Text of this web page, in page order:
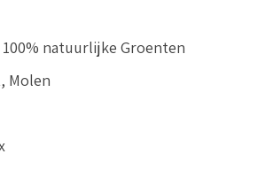
natuurlijke Groenten
Molen